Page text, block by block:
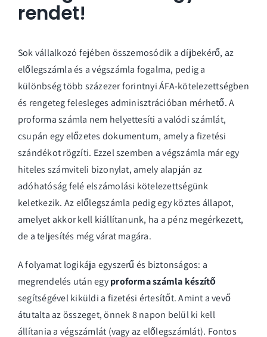
rendet!
Sok vállalkozó fejében összemosódik a díjbekérő, az
előlegszámla és a végszámla fogalma, pedig a
különbség több százezer forintnyi ÁFA-kötelezettségben
és rengeteg felesleges adminisztrációban mérhető. A
proforma számla nem helyettesíti a valódi számlát,
csupán egy előzetes dokumentum, amely a fizetési
szándékot rögzíti. Ezzel szemben a végszámla már egy
hiteles számviteli bizonylat, amely alapján az
adóhatóság felé elszámolási kötelezettségünk
keletkezik. Az előlegszámla pedig egy köztes állapot,
amelyet akkor kell kiállítanunk, ha a pénz megérkezett,
de a teljesítés még várat magára.
A folyamat logikája egyszerű és biztonságos: a
megrendelés után egyproforma számla készítő
segítségével kiküldi a fizetési értesítőt. Amint a vevő
átutalta az összeget, önnek 8 napon belül ki kell
állítania a végszámlát (vagy az előlegszámlát). Fontos